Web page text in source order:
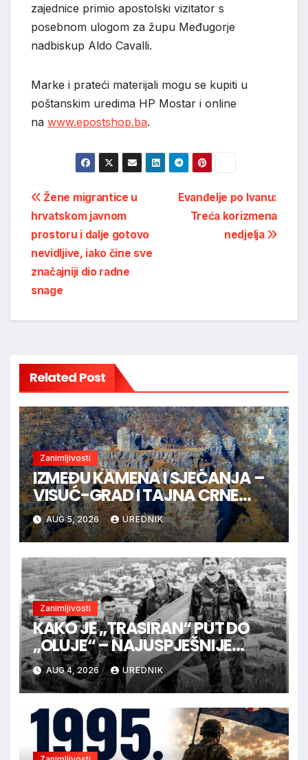
zajednice primio apostolski vizitator s
posebnom ulogom za župu Međugorje
nadbiskup Aldo Cavalli.
Marke i prateći materijali mogu se kupiti u
poštanskim uredima HP Mostar i online
na www.epostshop.ba.
Post
navigation
Evanđelje po Ivanu:
Treća korizmena
nedjelja
Žene migrantice u
hrvatskom javnom
prostoru i dalje gotovo
nevidljive, iako čine sve
značajniji dio radne
snage
Related Post
Zanimljivosti
IZMEĐU KAMENA I SJEĆANJA –
VISUĆ-GRAD I TAJNA CRNE
KRALJICE
AUG 5, 2026 UREDNIK
Zanimljivosti
KAKO JE „TRASIRAN“ PUT DO
„OLUJE“ – NAJUSPJEŠNIJE
VOJNE OPERACIJE U
HRVATSKOJ POVIJESTI
AUG 4, 2026 UREDNIK